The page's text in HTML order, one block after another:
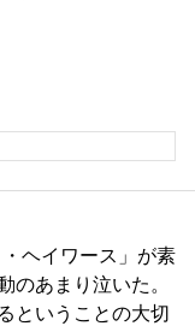
ヘイワース」が素
のあまり泣いた。
ということの大切